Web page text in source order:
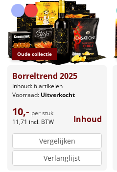
Oude collectie
Borreltrend 2025
Inhoud: 6 artikelen
Voorraad: Uitverkocht
10,- per stuk
11,71 incl. BTW Inhoud
Vergelijken
Verlanglijst